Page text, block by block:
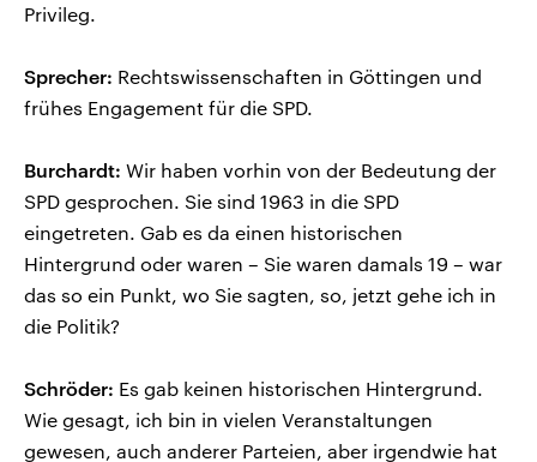
Privileg.
Sprecher: Rechtswissenschaften in Göttingen und
frühes Engagement für die SPD.
Burchardt: Wir haben vorhin von der Bedeutung der
SPD gesprochen. Sie sind 1963 in die SPD
eingetreten. Gab es da einen historischen
Hintergrund oder waren – Sie waren damals 19 – war
das so ein Punkt, wo Sie sagten, so, jetzt gehe ich in
die Politik?
Schröder: Es gab keinen historischen Hintergrund.
Wie gesagt, ich bin in vielen Veranstaltungen
gewesen, auch anderer Parteien, aber irgendwie hat